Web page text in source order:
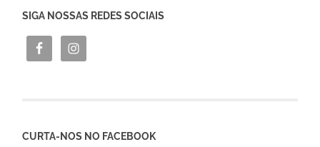
SIGA NOSSAS REDES SOCIAIS
CURTA-NOS NO FACEBOOK